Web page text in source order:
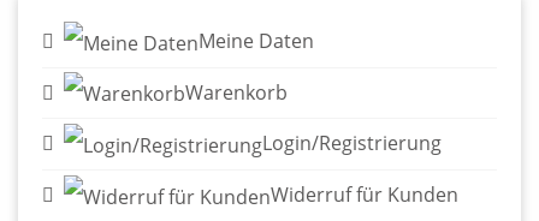
Login/Registrierung
Widerruf für Kunden